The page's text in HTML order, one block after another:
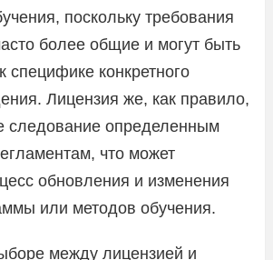
поскольку требования
более общие и могут быть
специфике конкретного
Лицензия же, как правило,
следование определенным
что может
обновления и изменения
или методов обучения.
между лицензией и